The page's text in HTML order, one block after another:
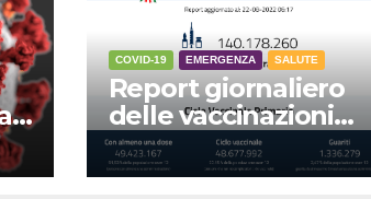
COVID-19 EMERGENZA SALUTE
Report giornaliero
delle vaccinazioni
22 agosto 2022